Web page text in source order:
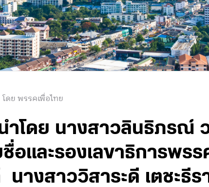
โดย พรรคเพื่อไทย
ำโดย นางสาวลินธิภรณ์
อและรองเลขาธิการพรร
างสาววิสาระดี เตชะธี